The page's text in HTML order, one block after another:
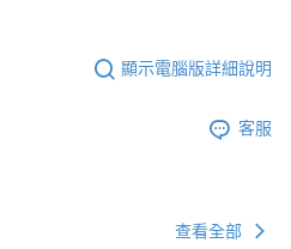
顯示電腦版詳細說明
客服
查看全部